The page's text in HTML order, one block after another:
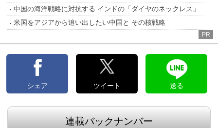
中国の海洋戦略に対抗する インドの「ダイヤのネックレス」
米国をアジアから追い出したい中国と その核戦略
PR
シェア ツイート 送る
連載バックナンバー